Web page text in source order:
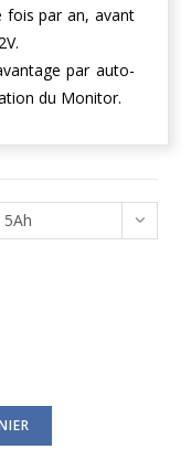
fois par an, avant
par auto-
du Monitor.